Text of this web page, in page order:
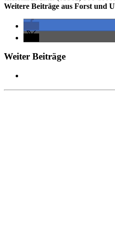
Weitere Beiträge aus Forst und
Weiter Beiträge